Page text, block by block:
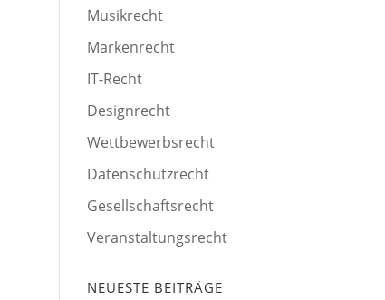
Musikrecht
Markenrecht
IT-Recht
Designrecht
Wettbewerbsrecht
Datenschutzrecht
Gesellschaftsrecht
Veranstaltungsrecht
NEUESTE BEITRÄGE